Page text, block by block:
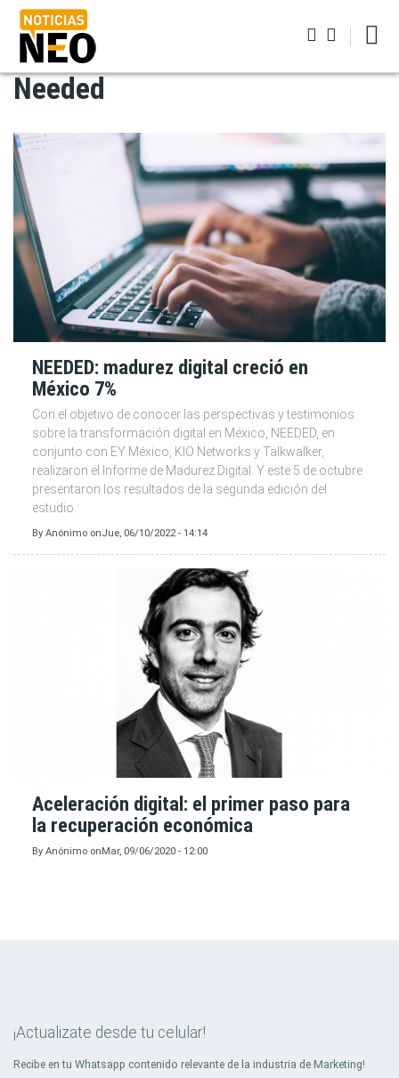
Pasar
contenido
principal
Needed
NEEDED: madurez digital creció en
México 7%
Con el objetivo de conocer las perspectivas y testimonios
sobre la transformación digital en México, NEEDED, en
conjunto con EY México, KIO Networks y Talkwalker,
realizaron el Informe de Madurez Digital. Y este 5 de octubre
presentaron los resultados de la segunda edición del
estudio.
By Anónimo onJue, 06/10/2022 - 14:14
Aceleración digital: el primer paso para
la recuperación económica
By Anónimo onMar, 09/06/2020 - 12:00
¡Actualizate desde tu celular!
Recibe en tu Whatsapp contenido relevante de la industria de Marketing!